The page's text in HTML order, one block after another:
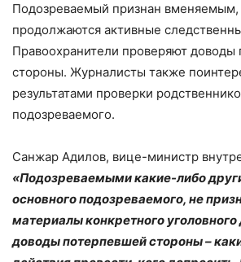
Подозреваемый признан вменяемым,
продолжаются активные
Правоохранители проверяют доводы
стороны. Журналисты также
результатами проверки
подозреваемого.
Санжар Адилов, вице-министр
«Подозреваемыми какие-либо
основного подозреваемого, не
материалы конкретного уголовного
доводы потерпевшей стороны –